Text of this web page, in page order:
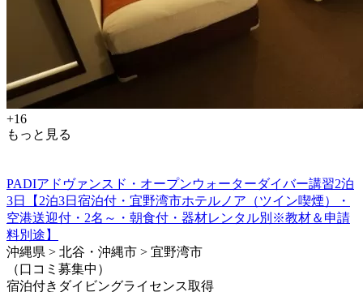
+16
もっと見る
PADIアドヴァンスド・オープンウォーターダイバー講習2泊
3日【2泊3日宿泊付・宜野湾市ホテルノア（ツイン喫煙）・
空港送迎付・2名～・朝食付・器材レンタル別※教材＆申請
料別途】
沖縄県 > 北谷・沖縄市 > 宜野湾市
（口コミ募集中）
宿泊付きダイビングライセンス取得